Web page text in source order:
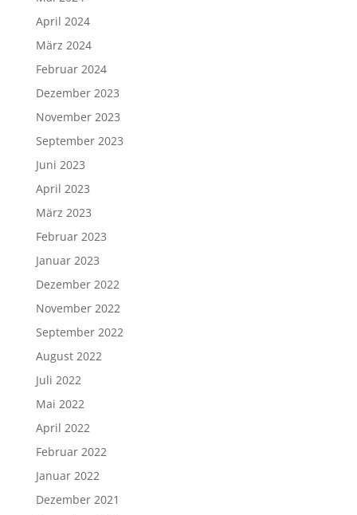
April 2024
März 2024
Februar 2024
Dezember 2023
November 2023
September 2023
Juni 2023
April 2023
März 2023
Februar 2023
Januar 2023
Dezember 2022
November 2022
September 2022
August 2022
Juli 2022
Mai 2022
April 2022
Februar 2022
Januar 2022
Dezember 2021